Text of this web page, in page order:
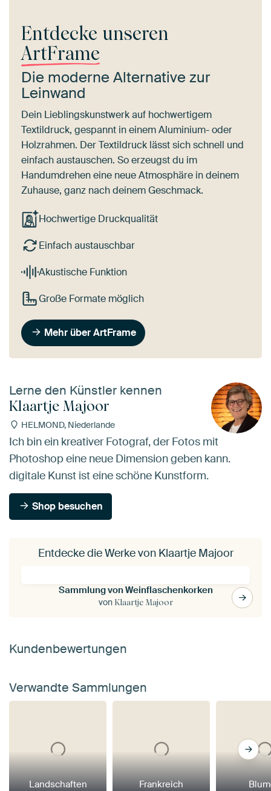
Entdecke unseren
ArtFrame
Die moderne Alternative zur
Leinwand
Dein Lieblingskunstwerk auf hochwertigem
Textildruck, gespannt in einem Aluminium- oder
Holzrahmen. Der Textildruck lässt sich schnell und
einfach austauschen. So erzeugst du im
Handumdrehen eine neue Atmosphäre in deinem
Zuhause, ganz nach deinem Geschmack.
Hochwertige Druckqualität
Einfach austauschbar
Akustische Funktion
Große Formate möglich
Mehr über ArtFrame
Lerne den Künstler kennen
Klaartje Majoor
HELMOND, Niederlande
Ich bin ein kreativer Fotograf, der Fotos mit
Photoshop eine neue Dimension geben kann.
digitale Kunst ist eine schöne Kunstform.
Shop besuchen
Entdecke die Werke von Klaartje Majoor
Sammlung von Weinflaschenkorken
von Klaartje Majoor
Kundenbewertungen
Verwandte Sammlungen
Landschaften Frankreich